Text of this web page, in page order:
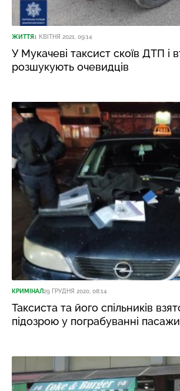
ЖИТТЯ1 КВІТНЯ 2021, 09:14
У Мукачеві таксист скоїв ДТП і
розшукують очевидців
КРИМІНАЛ29 ГРУДНЯ 2020, 08:14
Таксиста та його спільників
підозрою у пограбуванні